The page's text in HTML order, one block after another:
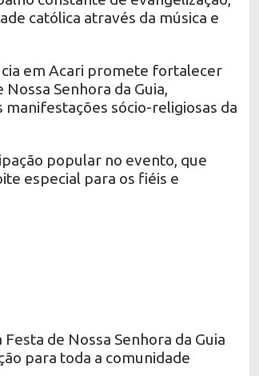
católica através da música e
em Acari promete fortalecer
Senhora da Guia,
manifestações sócio-religiosas da
popular no evento, que
especial para os fiéis e
de Nossa Senhora da Guia
para toda a comunidade